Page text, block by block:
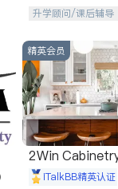
升学顾问/课后辅导
精英会员
2Win
iTalkBB精英认证